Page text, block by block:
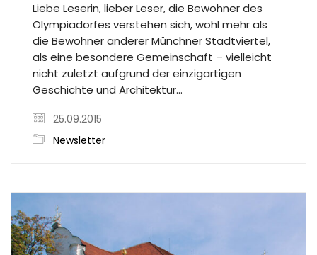
Liebe Leserin, lieber Leser, die Bewohner des
Olympiadorfes verstehen sich, wohl mehr als
die Bewohner anderer Münchner Stadtviertel,
als eine besondere Gemeinschaft – vielleicht
nicht zuletzt aufgrund der einzigartigen
Geschichte und Architektur…
25.09.2015
Newsletter